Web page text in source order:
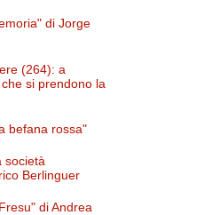
di Jorge
(264): a
si prendono la
befana rossa"
società
Berlinguer
di Andrea